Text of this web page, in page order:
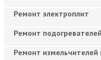
Ремонт электроплит
Ремонт
Ремонт